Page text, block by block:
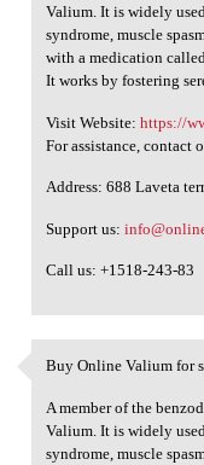
Valium. It is widely
syndrome, muscle
with a medication
It works by fostering
Visit Website:https://
For assistance, contact
Address: 688 Laveta
Support us:
Call us: +1518-243-83
Buy Online Valium
Buy Online Valium for
A member of the
Valium. It is widely
syndrome, muscle